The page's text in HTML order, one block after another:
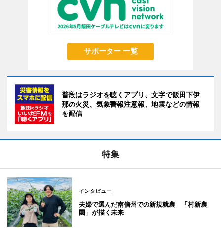
サポーター 一覧
普段はラジオを聴くアプリ、文字で飯田下伊
那の火災、気象警報注意報、地震などの情報
を配信
特集
インタビュー
夫婦で選んだ南信州での新規就農 「村新農
園」が描く未来